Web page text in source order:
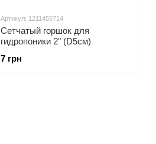
Артикул: 1211455714
Сетчатый горшок для
гидропоники 2" (D5cм)
7 грн